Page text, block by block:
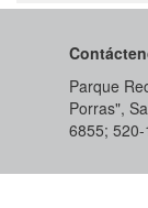
Parque
Porras",
6855;